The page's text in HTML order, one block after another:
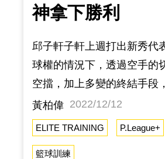
神拿下勝利
邱子軒子軒上週打出新秀代
球權的情況下，透過空手的
空擋，加上多變的終結手段
有穩定的命中率，非常期待
現。王柏智柏智在防守洋將
體貼身推擠，讓進攻者接球
黃柏偉 2022/12/12
ELITE TRAINING P.League+
籃球訓練